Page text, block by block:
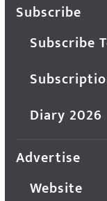
Subscribe
Subscribe
Diary 2026
Advertise
Website